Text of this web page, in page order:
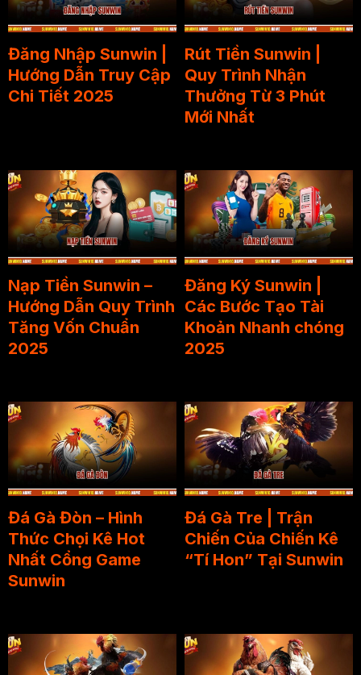
Đăng Nhập Sunwin |
Hướng Dẫn Truy Cập
Chi Tiết 2025
Rút Tiền Sunwin |
Quy Trình Nhận
Thưởng Từ 3 Phút
Mới Nhất
Nạp Tiền Sunwin –
Hướng Dẫn Quy Trình
Tăng Vốn Chuẩn
2025
Đăng Ký Sunwin |
Các Bước Tạo Tài
Khoản Nhanh chóng
2025
Đá Gà Đòn – Hình
Thức Chọi Kê Hot
Nhất Cổng Game
Sunwin
Đá Gà Tre | Trận
Chiến Của Chiến Kê
“Tí Hon” Tại Sunwin